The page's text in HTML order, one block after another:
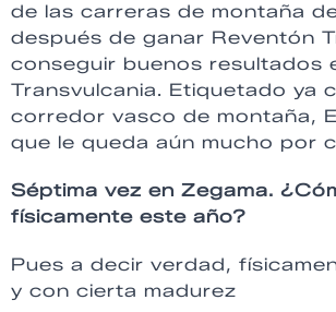
de las carreras de montaña
después de ganar Reventón
conseguir buenos resultados
Transvulcania. Etiquetado ya
corredor vasco de montaña,
que le queda aún mucho por
Séptima vez en Zegama.
físicamente este año?
Pues a decir verdad,
y con cierta madurez